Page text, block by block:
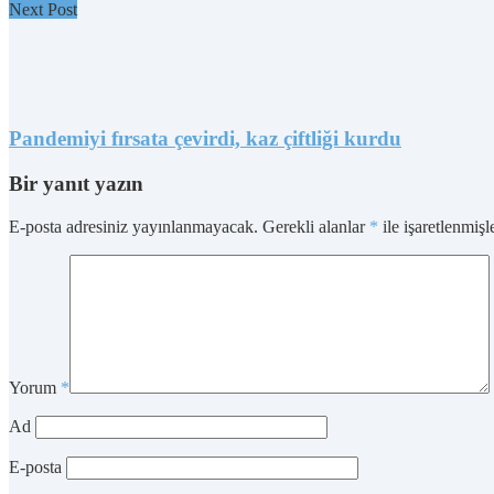
Next Post
Pandemiyi fırsata çevirdi, kaz çiftliği kurdu
Bir yanıt yazın
E-posta adresiniz yayınlanmayacak. Gerekli alanlar * ile
Yorum *
Ad
E-posta